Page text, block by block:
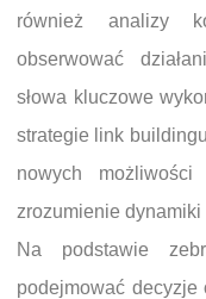
również analizy
obserwować
słowa kluczowe
strategie link
nowych
zrozumienie dynamiki
Na podstawie
podejmować decyzje